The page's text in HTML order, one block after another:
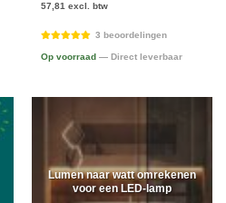
57,81 excl. btw
3 beoordelingen
Op voorraad — Direct leverbaar
Lumen naar watt omrekenen
voor een LED-lamp